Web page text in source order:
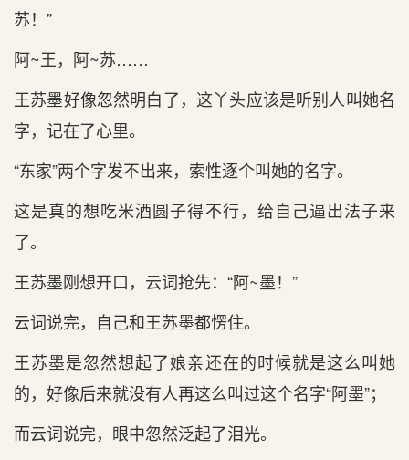
苏！”
阿~王，阿~苏……
王苏墨好像忽然明白了，这丫头应该是听别人叫她名
字，记在了心里。
“东家”两个字发不出来，索性逐个叫她的名字。
这是真的想吃米酒圆子得不行，给自己逼出法子来
了。
王苏墨刚想开口，云词抢先：“阿~墨！”
云词说完，自己和王苏墨都愣住。
王苏墨是忽然想起了娘亲还在的时候就是这么叫她
的，好像后来就没有人再这么叫过这个名字“阿墨”；
而云词说完，眼中忽然泛起了泪光。